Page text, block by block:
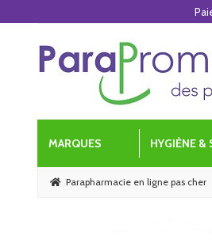
MARQUES HYGIÈNE &
Parapharmacie en ligne pas cher